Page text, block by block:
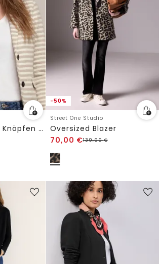
Basic Blazer mit Knöpfen und Streifen
-50%
Street One Studio
Oversized Blazer
70,00 €139,99€